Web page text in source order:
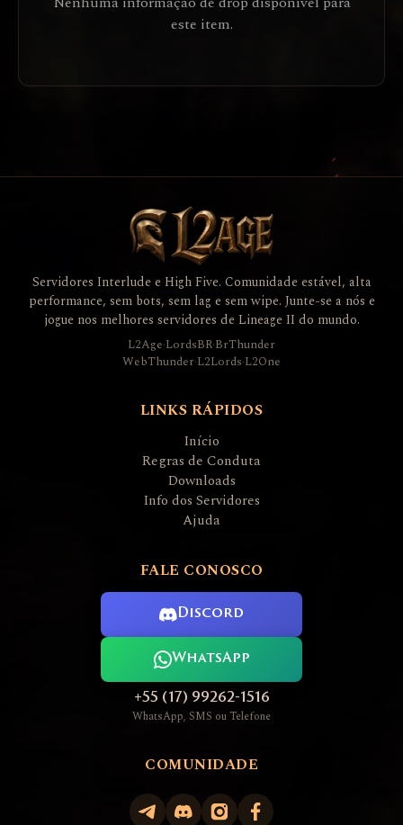
este item.
Servidores Interlude e High Five. Comunidade estável, alta
performance, sem bots, sem lag e sem wipe. Junte-se a nós e
jogue nos melhores servidores de Lineage II do mundo.
L2Age·LordsBR·BrThunder
WebThunder·L2Lords·L2One
LINKS RÁPIDOS
Início
Regras de Conduta
Downloads
Info dos Servidores
Ajuda
FALE CONOSCO
Discord
WhatsApp
+55 (17) 99262-1516
WhatsApp, SMS ou Telefone
COMUNIDADE